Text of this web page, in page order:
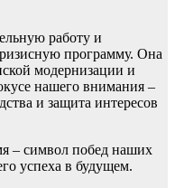
работу и
программу. Она
модернизации и
нашего внимания –
и защита интересов
– символ побед наших
успеха в будущем.